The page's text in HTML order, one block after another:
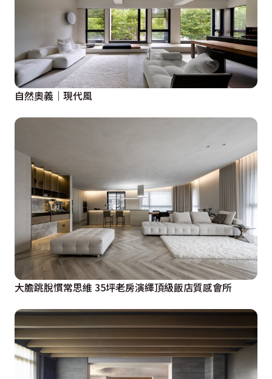
自然奧義｜現代風
大膽跳脫慣常思維 35坪老房演繹頂級飯店質感會所